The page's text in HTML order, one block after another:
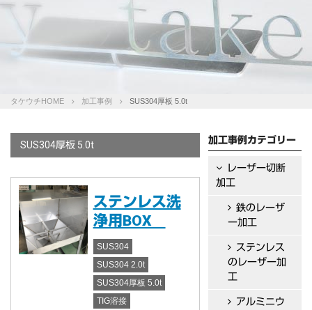
タケウチHOME 加工事例 SUS304厚板 5.0t
SUS304厚板 5.0t
ステンレス洗
浄用BOX
SUS304
SUS304 2.0t
SUS304厚板 5.0t
TIG溶接
加工事例カテゴリー
レーザー切断
加工
鉄のレーザ
ー加工
ステンレス
のレーザー加
工
アルミニウ